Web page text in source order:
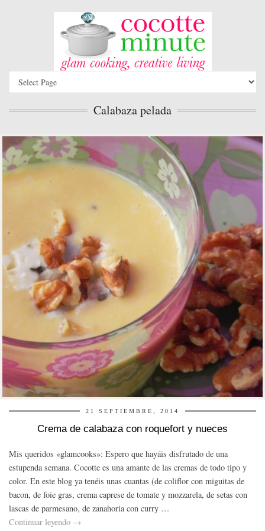
Calabaza pelada
21 SEPTIEMBRE, 2014
Crema de calabaza con roquefort y nueces
Mis queridos «glamcooks»: Espero que hayáis disfrutado de una
estupenda semana. Cocotte es una amante de las cremas de todo tipo y
color. En este blog ya tenéis unas cuantas (de coliflor con miguitas de
bacon, de foie gras, crema caprese de tomate y mozzarela, de setas con
lascas de parmesano, de zanahoria con curry …
Continuar leyendo →